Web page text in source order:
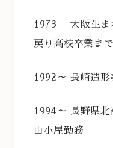
1973 大阪生ま
戻り高校卒業ま
1992～ 長崎造形
1994～ 長野県北
山小屋勤務